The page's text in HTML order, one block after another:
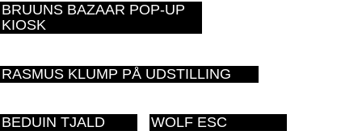
BRUUNS BAZAAR POP-UP
KIOSK
RASMUS KLUMP PÅ UDSTILLING
BEDUIN TJALD WOLF ESC